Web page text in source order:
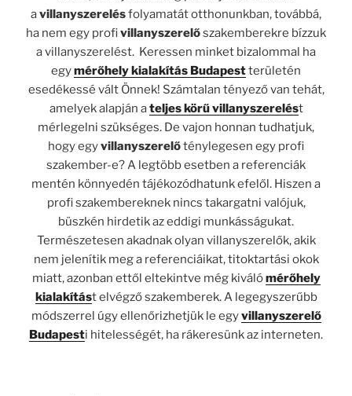
avillanyszerelésfolyamatát otthonunkban, továbbá,
ha nem egy profivillanyszerelőszakemberekre bízzuk
a villanyszerelést. Keressen minket bizalommal ha
egymérőhely kialakítás Budapestterületén
esedékessé vált Önnek! Számtalan tényező van tehát,
amelyek alapján ateljes körű villanyszerelést
mérlegelni szükséges. De vajon honnan tudhatjuk,
hogy egyvillanyszerelőténylegesen egy profi
szakember-e? A legtöbb esetben a referenciák
mentén könnyedén tájékozódhatunk efelől. Hiszen a
profi szakembereknek nincs takargatni valójuk,
büszkén hirdetik az eddigi munkásságukat.
Természetesen akadnak olyan villanyszerelők, akik
nem jelenítik meg a referenciáikat, titoktartási okok
miatt, azonban ettől eltekintve még kiválómérőhely
kialakítást elvégző szakemberek. A legegyszerűbb
módszerrel úgy ellenőrizhetjük le egyvillanyszerelő
Budapesti hitelességét, ha rákeresünk az interneten.